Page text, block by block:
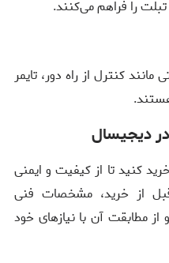
را فراهم می‌کنند.
کنترل از راه دور، تایمر
دیجیسال
کنید تا از کیفیت و ایمنی
از خرید، مشخصات فنی
مطابقت آن با نیازهای خود